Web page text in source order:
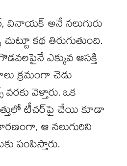
అనే నలుగురు
కథ తిరుగుతుంది.
ఎక్కువ ఆసక్తి
క్రమంగా చెడు
వెళ్తారు. ఒక
టీచర్‌పై చేయి కూడా
ఆ నలుగురిని
పంపిస్తారు.